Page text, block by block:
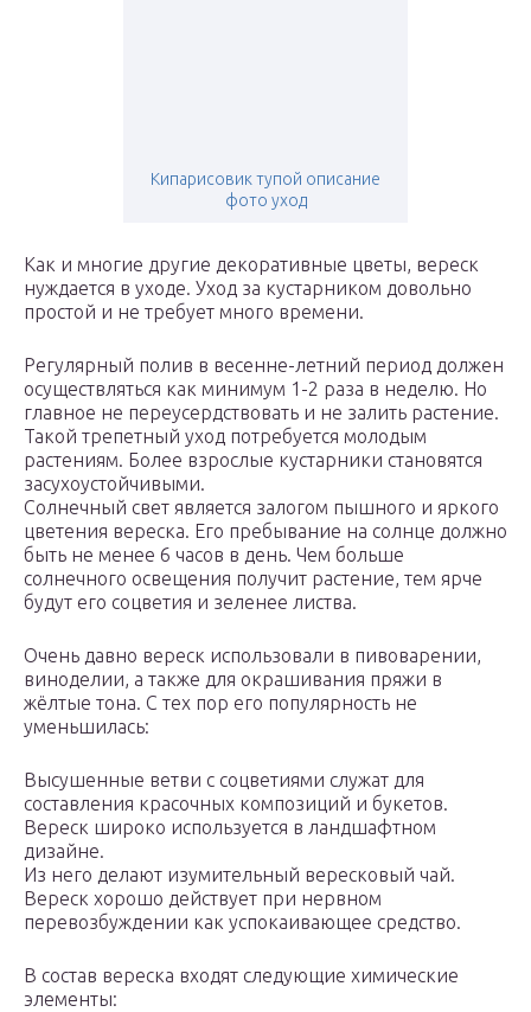
Кипарисовик тупой описание
фото уход
Как и многие другие декоративные цветы, вереск
нуждается в уходе. Уход за кустарником довольно
простой и не требует много времени.
Регулярный полив в весенне-летний период должен
осуществляться как минимум 1-2 раза в неделю. Но
главное не переусердствовать и не залить растение.
Такой трепетный уход потребуется молодым
растениям. Более взрослые кустарники становятся
засухоустойчивыми.
Солнечный свет является залогом пышного и яркого
цветения вереска. Его пребывание на солнце должно
быть не менее 6 часов в день. Чем больше
солнечного освещения получит растение, тем ярче
будут его соцветия и зеленее листва.
Очень давно вереск использовали в пивоварении,
виноделии, а также для окрашивания пряжи в
жёлтые тона. С тех пор его популярность не
уменьшилась:
Высушенные ветви с соцветиями служат для
составления красочных композиций и букетов.
Вереск широко используется в ландшафтном
дизайне.
Из него делают изумительный вересковый чай.
Вереск хорошо действует при нервном
перевозбуждении как успокаивающее средство.
В состав вереска входят следующие химические
элементы: